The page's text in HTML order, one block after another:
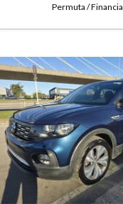
Permuta / Financia